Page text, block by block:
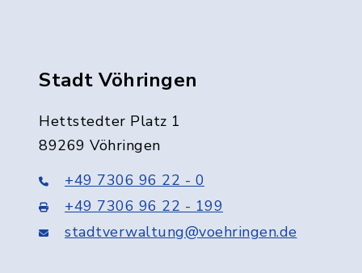
Stadt Vöhringen
Hettstedter Platz 1
89269 Vöhringen
+49 7306 96 22 - 0
+49 7306 96 22 - 199
stadtverwaltung@voehringen.de